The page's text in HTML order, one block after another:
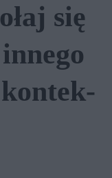
się
kon­tek­